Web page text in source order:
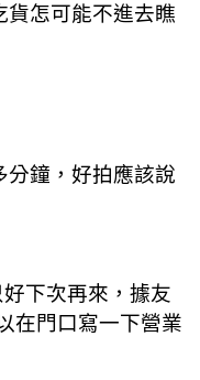
貨怎可能不進去瞧
分鐘，好拍應該說
下次再來，據友
在門口寫一下營業